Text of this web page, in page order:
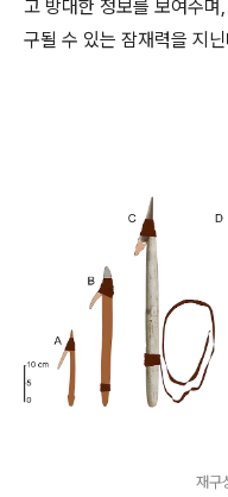
고 방대한 정보를 보여주
구될 수 있는 잠재력을 지
재구